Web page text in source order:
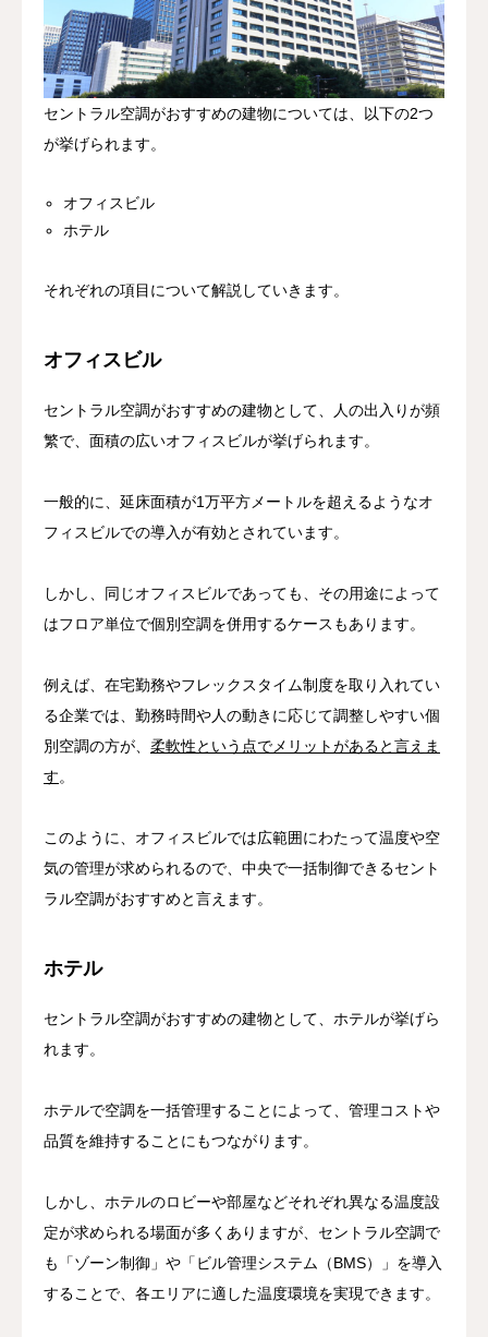
セントラル空調がおすすめの建物については、以下の2つ
が挙げられます。
オフィスビル
ホテル
それぞれの項目について解説していきます。
オフィスビル
セントラル空調がおすすめの建物として、人の出入りが頻
繁で、面積の広いオフィスビルが挙げられます。
一般的に、延床面積が1万平方メートルを超えるようなオ
フィスビルでの導入が有効とされています。
しかし、同じオフィスビルであっても、その用途によって
はフロア単位で個別空調を併用するケースもあります。
例えば、在宅勤務やフレックスタイム制度を取り入れてい
る企業では、勤務時間や人の動きに応じて調整しやすい個
別空調の方が、 柔軟性という点でメリットがあると言えま
す。
このように、オフィスビルでは広範囲にわたって温度や空
気の管理が求められるので、中央で一括制御できるセント
ラル空調がおすすめと言えます。
ホテル
セントラル空調がおすすめの建物として、ホテルが挙げら
れます。
ホテルで空調を一括管理することによって、管理コストや
品質を維持することにもつながります。
しかし、ホテルのロビーや部屋などそれぞれ異なる温度設
定が求められる場面が多くありますが、セントラル空調で
も「ゾーン制御」や「ビル管理システム（BMS）」を導入
することで、各エリアに適した温度環境を実現できます。